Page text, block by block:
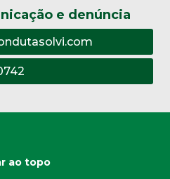
e denúncia
ao topo